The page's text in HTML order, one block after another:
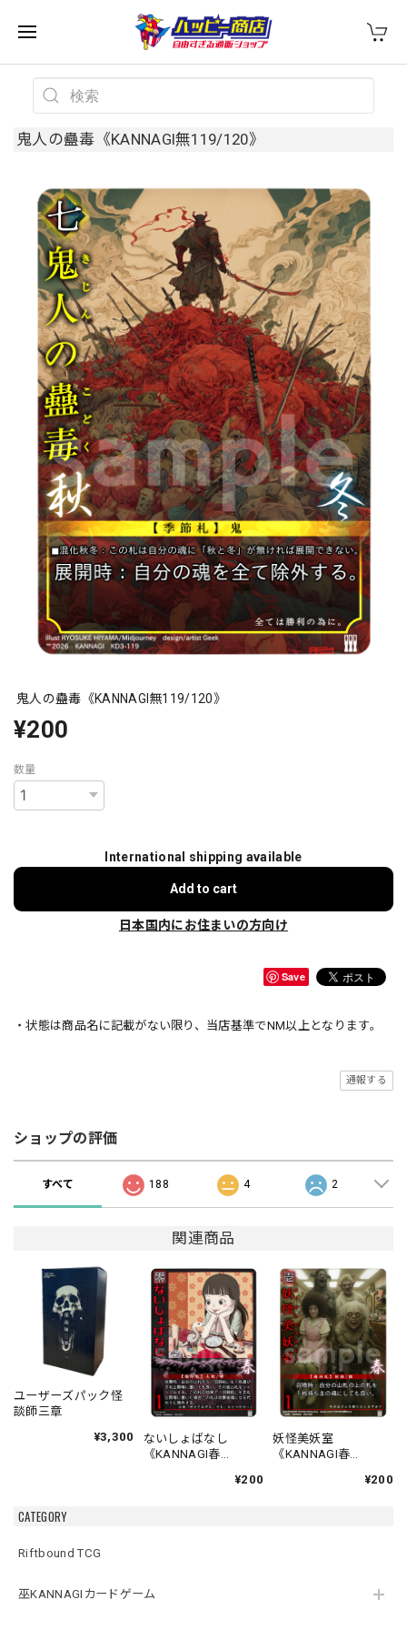
CATEGORY
Riftbound TCG
巫KANNAGIカードゲーム
鬼人の蠱毒《KANNAGI無119/120》
鬼人の蠱毒《KANNAGI無119/120》
¥200
数量
International shipping available
Add to cart
日本国内にお住まいの方向け
Save
・状態は商品名に記載がない限り、当店基準でNM以上となります。
通報する
ショップの評価
すべて 188 4 2
関連商品
ユーザーズパック怪
談師三章
¥3,300
ないしょばなし
《KANNAGI春
¥200
妖怪美妖室
《KANNAGI春
¥200